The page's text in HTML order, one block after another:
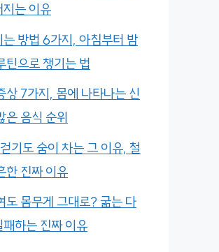
는 이유
는 방법 6가지, 아침부터 밤
틴으로 챙기는 법
상 7가지, 몸에 나타나는 신
은 음식 순위
기도 숨이 차는 그 이유, 철
한 진짜 이유
도 몸무게 그대로? 굶는 다
하는 진짜 이유